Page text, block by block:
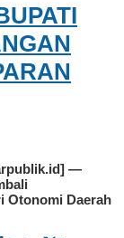
—
Otonomi Daerah